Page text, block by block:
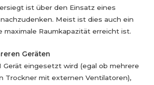
ist über den Einsatz eines
Meist ist dies auch ein
maximale Raumkapazität erreicht ist.
Geräten
Gerät eingesetzt wird (egal ob mehrere
Trockner mit externen Ventilatoren),